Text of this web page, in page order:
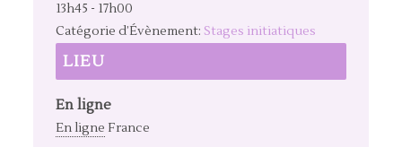
13h45 - 17h00
Catégorie d’Évènement: Stages initiatiques
LIEU
En ligne
En ligne France